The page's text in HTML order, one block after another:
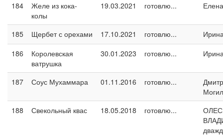
184
Желе из кока-
колы
19.03.2021 готовлю...
185 Щербет с орехами 17.10.2021 готовлю...
186
Королевская
ватрушка
30.01.2023 готовлю...
187 Соус Мухаммара 01.11.2016 готовлю...
188
Свекольный квас 18.05.2018 готовлю...